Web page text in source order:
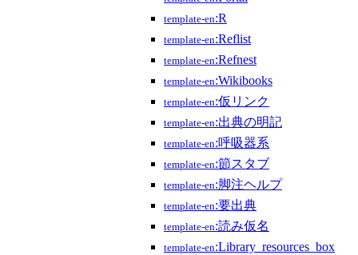
template-en:R
template-en:Reflist
template-en:Refnest
template-en:Wikibooks
template-en:仮リンク
template-en:出典の明記
template-en:呼吸器系
template-en:節スタブ
template-en:脚注ヘルプ
template-en:要出典
template-en:読み仮名
template-en:Library_resources_box